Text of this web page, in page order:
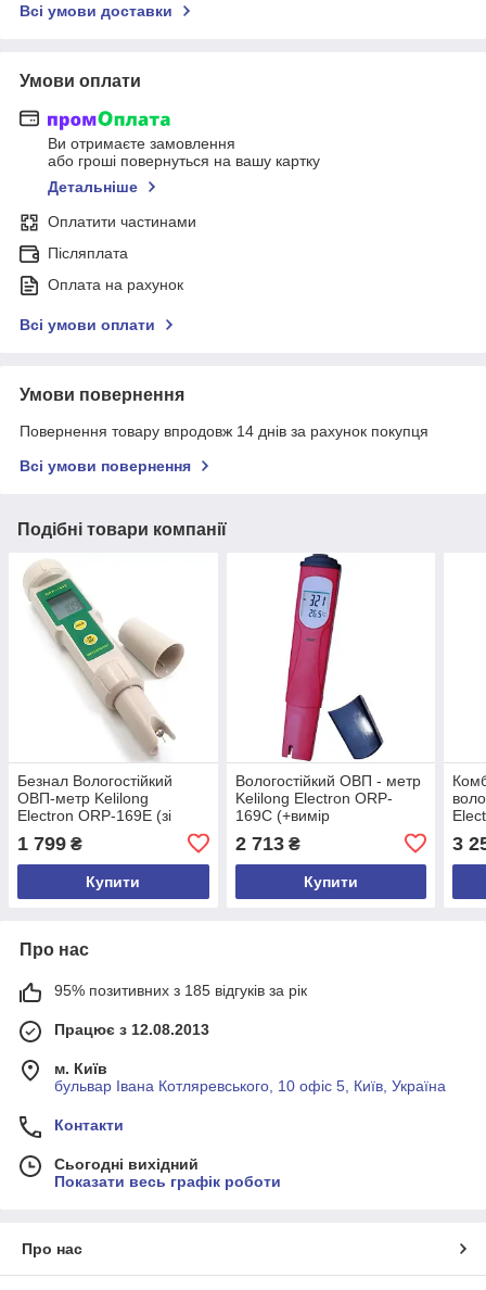
Всі умови доставки
Умови оплати
Ви отримаєте замовлення
або гроші повернуться на вашу картку
Детальніше
Оплатити частинами
Післяплата
Оплата на рахунок
Всі умови оплати
Умови повернення
Повернення товару впродовж 14 днів за рахунок покупця
Всі умови повернення
Подібні товари компанії
Безнал Вологостійкий
ОВП-метр Kelilong
Electron ORP-169E (зі
+20% (mdr_2250)
1 799 ₴
Купити
Вологостійкий ОВП - метр
Kelilong Electron ORP-
169С (+вимір
температури) (mdr_2251)
2 713₴
Купити
3
Про нас
95% позитивних з 185 відгуків за рік
Працює з 12.08.2013
м. Київ
бульвар Івана Котляревського, 10 офіс 5, Київ, Україна
Контакти
Сьогодні вихідний
Показати весь графік роботи
Про нас